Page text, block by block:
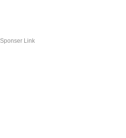
Sponser Link